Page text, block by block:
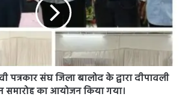
पत्रकार संघ जिला बालोद के द्वारा दीपावली
समारोह का आयोजन किया गया।